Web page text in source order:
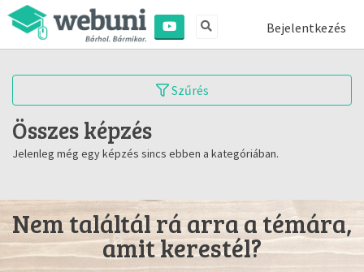
Bejelentkezés
Szűrés
Összes képzés
Jelenleg még egy képzés sincs ebben a kategóriában.
Nem találtál rá arra a témára,
amit kerestél?